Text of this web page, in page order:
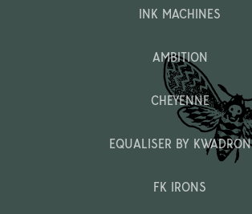
INK MACHINES
AMBITION
CHEYENNE
EQUALISER BY KWADRON
FK IRONS